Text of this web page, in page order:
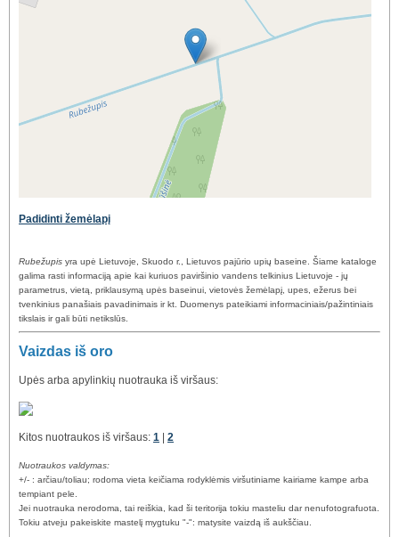
Padidinti žemėlapį
Rubežupis yra upė Lietuvoje, Skuodo r., Lietuvos pajūrio upių baseine. Šiame kataloge
galima rasti informaciją apie kai kuriuos paviršinio vandens telkinius Lietuvoje - jų
parametrus, vietą, priklausymą upės baseinui, vietovės žemėlapį, upes, ežerus bei
tvenkinius panašiais pavadinimais ir kt. Duomenys pateikiami informaciniais/pažintiniais
tikslais ir gali būti netikslūs.
Vaizdas iš oro
Upės arba apylinkių nuotrauka iš viršaus:
Kitos nuotraukos iš viršaus: 1 2
Nuotraukos valdymas:
+/- : arčiau/toliau; rodoma vieta keičiama rodyklėmis viršutiniame kairiame kampe arba
tempiant pele.
Jei nuotrauka nerodoma, tai reiškia, kad ši teritorija tokiu masteliu dar nenufotografuota.
Tokiu atveju pakeiskite mastelį mygtuku "-": matysite vaizdą iš aukščiau.